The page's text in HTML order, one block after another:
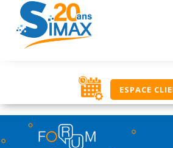
ESPACE
Base de Connaissances : Ce
constitue une source
l’utilisation des solutions SIMAX. Ici,
réponses, procédures, savoir-faire
dans votre utilisation journalière. Si
pas une réponse à votre recherche,
‘Q&R Procédure et Dépannage’
question. Bonne découverte, l’équipe